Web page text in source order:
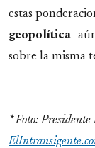
estas
geopolítica -
sobre la misma
* Foto: